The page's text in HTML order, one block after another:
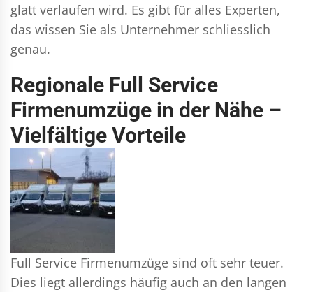
glatt verlaufen wird. Es gibt für alles Experten,
das wissen Sie als Unternehmer schliesslich
genau.
Regionale Full Service
Firmenumzüge in der Nähe –
Vielfältige Vorteile
Full Service Firmenumzüge sind oft sehr teuer.
Dies liegt allerdings häufig auch an den langen